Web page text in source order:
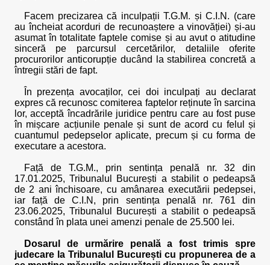
Facem precizarea că inculpații T.G.M. și C.I.N. (care
au încheiat acorduri de recunoaștere a vinovăției) și-au
asumat în totalitate faptele comise și au avut o atitudine
sinceră pe parcursul cercetărilor, detaliile oferite
procurorilor anticorupție ducând la stabilirea concretă a
întregii stări de fapt.
În prezența avocaților, cei doi inculpați au declarat
expres că recunosc comiterea faptelor reținute în sarcina
lor, acceptă încadrările juridice pentru care au fost puse
în mișcare acțiunile penale și sunt de acord cu felul și
cuantumul pedepselor aplicate, precum și cu forma de
executare a acestora.
Față de T.G.M., prin sentința penală nr. 32 din
17.01.2025, Tribunalul București a stabilit o pedeapsă
de 2 ani închisoare, cu amânarea executării pedepsei,
iar față de C.I.N, prin sentința penală nr. 761 din
23.06.2025, Tribunalul București a stabilit o pedeapsă
constând în plata unei amenzi penale de 25.500 lei.
Dosarul de urmărire penală a fost trimis spre
judecare la Tribunalul București cu propunerea de a